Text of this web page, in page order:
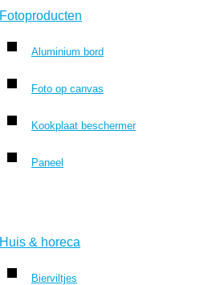
Fotoproducten
Aluminium bord
Foto op canvas
Kookplaat beschermer
Paneel
Huis & horeca
Bierviltjes